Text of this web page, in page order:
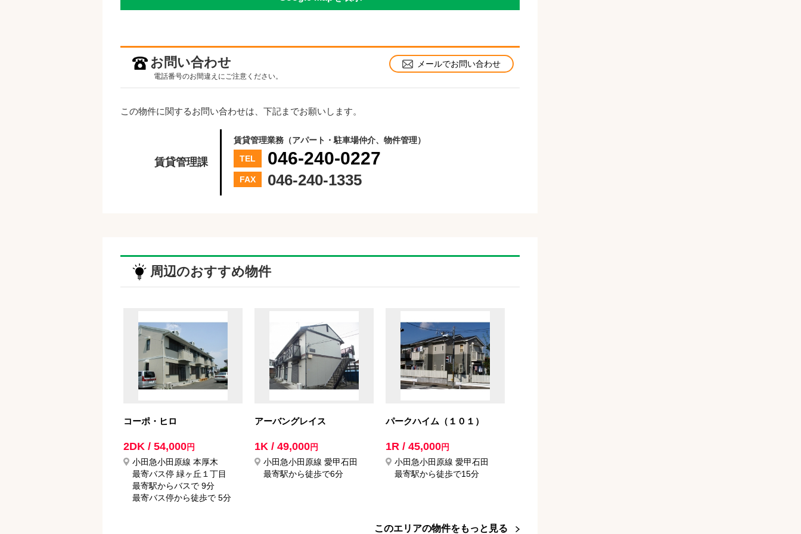
お問い合わせ
電話番号のお間違えにご注意ください。
この物件に関するお問い合わせは、下記までお願いします。
メールでお問い合わせ
賃貸管理課
賃貸管理業務（アパート・駐車場仲介、物件管理）
TEL
046-240-0227
FAX 046-240-1335
周辺のおすすめ物件
コーポ・ヒロ
2DK / 54,000円
小田急小田原線 本厚木
最寄バス停 緑ヶ丘１丁目
最寄駅からバスで 9分
最寄バス停から徒歩で 5分
アーバングレイス
1K / 49,000円
小田急小田原線 愛甲石田
最寄駅から徒歩で6分
パークハイム（１０１）
1R / 45,000円
小田急小田原線 愛甲石田
最寄駅から徒歩で15分
このエリアの物件をもっと見る